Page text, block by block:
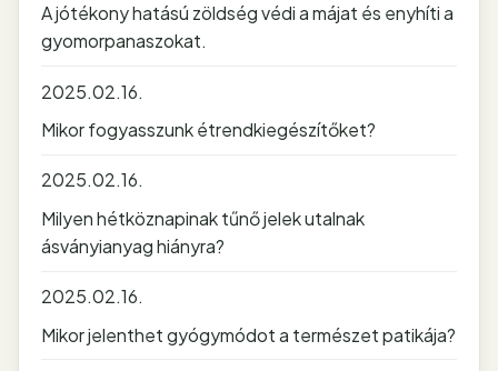
A jótékony hatású zöldség védi a májat és enyhíti a
gyomorpanaszokat.
2025.02.16.
Mikor fogyasszunk étrendkiegészítőket?
2025.02.16.
Milyen hétköznapinak tűnő jelek utalnak
ásványianyag hiányra?
2025.02.16.
Mikor jelenthet gyógymódot a természet patikája?